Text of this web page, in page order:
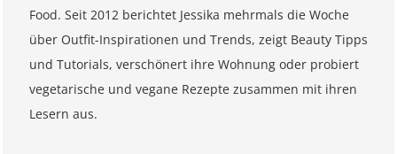
Food. Seit 2012 berichtet Jessika mehrmals die Woche
über Outfit-Inspirationen und Trends, zeigt Beauty Tipps
und Tutorials, verschönert ihre Wohnung oder probiert
vegetarische und vegane Rezepte zusammen mit ihren
Lesern aus.